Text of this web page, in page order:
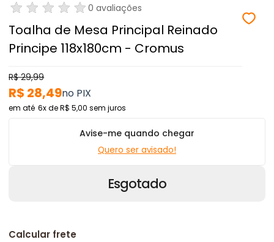
0 avaliações
Toalha de Mesa Principal Reinado
Principe 118x180cm - Cromus
R$ 28,49
R$ 29,99
6xdeR$ 5,00 sem juros
Esgotado
Avise-me quando chegar
Quero ser avisado!
Calcular frete